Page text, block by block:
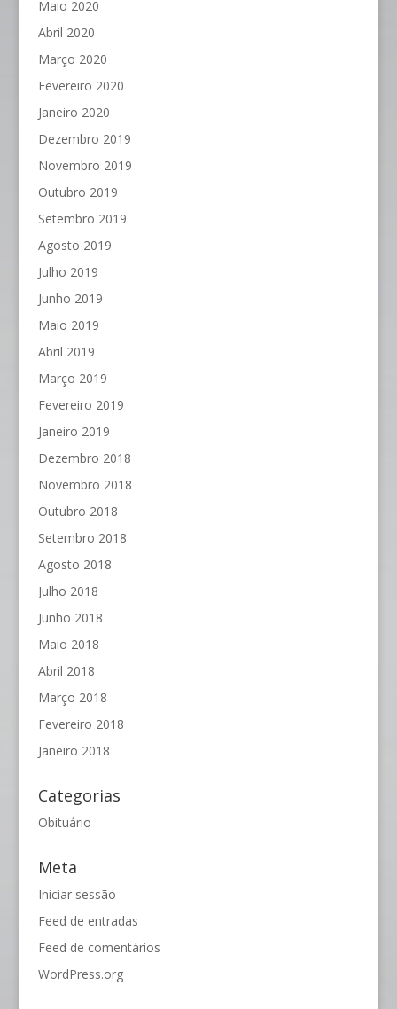
Maio 2020
Abril 2020
Março 2020
Fevereiro 2020
Janeiro 2020
Dezembro 2019
Novembro 2019
Outubro 2019
Setembro 2019
Agosto 2019
Julho 2019
Junho 2019
Maio 2019
Abril 2019
Março 2019
Fevereiro 2019
Janeiro 2019
Dezembro 2018
Novembro 2018
Outubro 2018
Setembro 2018
Agosto 2018
Julho 2018
Junho 2018
Maio 2018
Abril 2018
Março 2018
Fevereiro 2018
Janeiro 2018
Categorias
Obituário
Meta
Iniciar sessão
Feed de entradas
Feed de comentários
WordPress.org